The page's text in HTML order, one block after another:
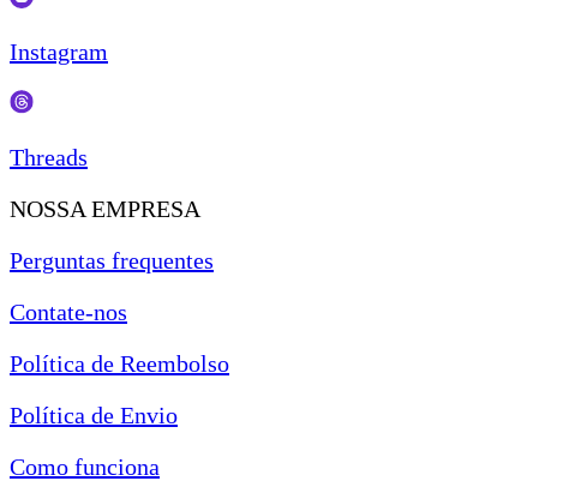
Instagram
Threads
NOSSA EMPRESA
Perguntas frequentes
Contate-nos
Política de Reembolso
Política de Envio
Como funciona